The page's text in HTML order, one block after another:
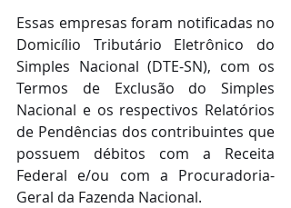
Essas empresas foram notificadas no
Domicílio Tributário Eletrônico do
Simples Nacional (DTE-SN), com os
Termos de Exclusão do Simples
Nacional e os respectivos Relatórios
de Pendências dos contribuintes que
possuem débitos com a Receita
Federal e/ou com a Procuradoria-
Geral da Fazenda Nacional.